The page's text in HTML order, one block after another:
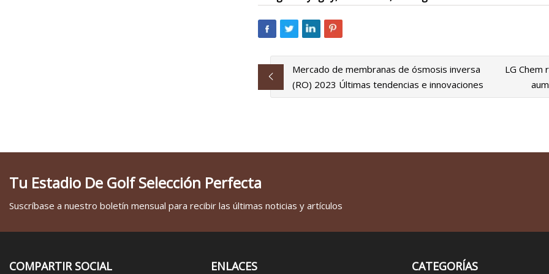
Mercado de membranas de ósmosis inversa
(RO) 2023 Últimas tendencias e innovaciones
LG Chem
Tu Estadio De Golf Selección Perfecta
Suscríbase a nuestro boletín mensual para recibir las últimas noticias y artículos
COMPARTIR SOCIAL ENLACES CATEGORÍAS